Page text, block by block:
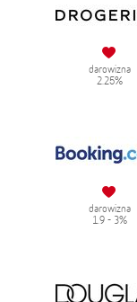
darowizna
2.25%
darowizna
1.9 - 3%